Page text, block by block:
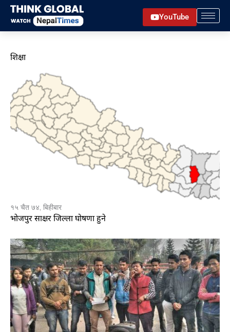
Skip
content
YouTube
शिक्षा
१५ चैत ७४, बिहीबार
भोजपुर साक्षर जिल्ला घोषणा हुने